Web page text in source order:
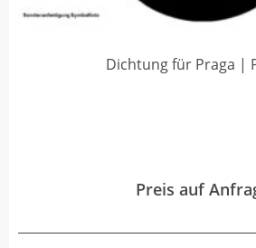
Dichtung für Praga |
Preis auf